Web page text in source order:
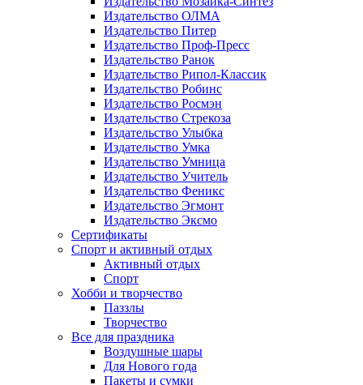
Издательство ОЛМА
Издательство Питер
Издательство Проф-Пресс
Издательство Ранок
Издательство Рипол-Классик
Издательство Робинс
Издательство Росмэн
Издательство Стрекоза
Издательство Улыбка
Издательство Умка
Издательство Умница
Издательство Учитель
Издательство Феникс
Издательство Эгмонт
Издательство Эксмо
Сертификаты
Спорт и активный отдых
Активный отдых
Спорт
Хобби и творчество
Паззлы
Творчество
Все для праздника
Воздушные шары
Для Нового года
Пакеты и сумки